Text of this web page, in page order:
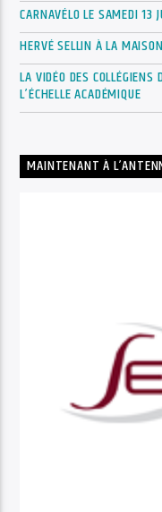
CARNAVÉLO LE SAMEDI 13
HERVÉ SELLIN À LA
LA VIDÉO DES
L’ÉCHELLE ACADÉMIQUE
MAINTENANT À